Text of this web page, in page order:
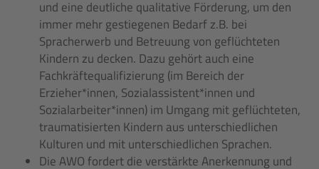
und eine deutliche qualitative Förderung, um den
immer mehr gestiegenen Bedarf z.B. bei
Spracherwerb und Betreuung von geflüchteten
Kindern zu decken. Dazu gehört auch eine
Fachkräftequalifizierung (im Bereich der
Erzieher*innen, Sozialassistent*innen und
Sozialarbeiter*innen) im Umgang mit geflüchteten,
traumatisierten Kindern aus unterschiedlichen
Kulturen und mit unterschiedlichen Sprachen.
Die AWO fordert die verstärkte Anerkennung und